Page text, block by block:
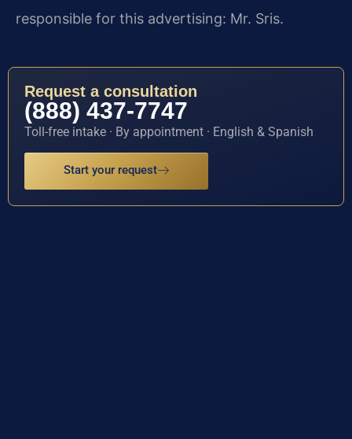
responsible for this advertising: Mr. Sris.
Request a consultation
(888) 437-7747
Toll-free intake · By appointment · English & Spanish
Start your request